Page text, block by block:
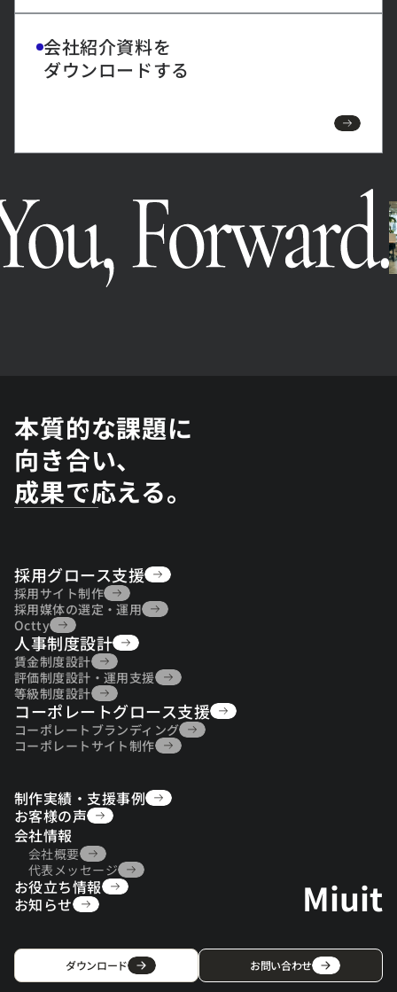
会社紹介資料を
ダウンロードする
本質的な課題に
向き合い、
成果で応える。
採用グロース支援
採用グロース支援
採用サイト制作
採用サイト制作
採用媒体の選定・運用
採用媒体の選定・運用
Octty
Octty
人事制度設計
人事制度設計
賃金制度設計
賃金制度設計
評価制度設計・運用支援
評価制度設計・運用支援
等級制度設計
等級制度設計
コーポレートグロース支援
コーポレートグロース支援
コーポレートブランディング
コーポレートブランディング
コーポレートサイト制作
制作実績・支援事例
制作実績・支援事例
お客様の声
お客様の声
会社情報
会社概要
会社概要
代表メッセージ
代表メッセージ
お役立ち情報
お役立ち情報
お知らせ
Miuit
ダウンロード お問い合わせ